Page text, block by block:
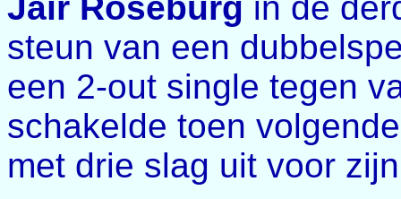
steun van een
een 2-out single tegen
schakelde toen
met drie slag uit voor